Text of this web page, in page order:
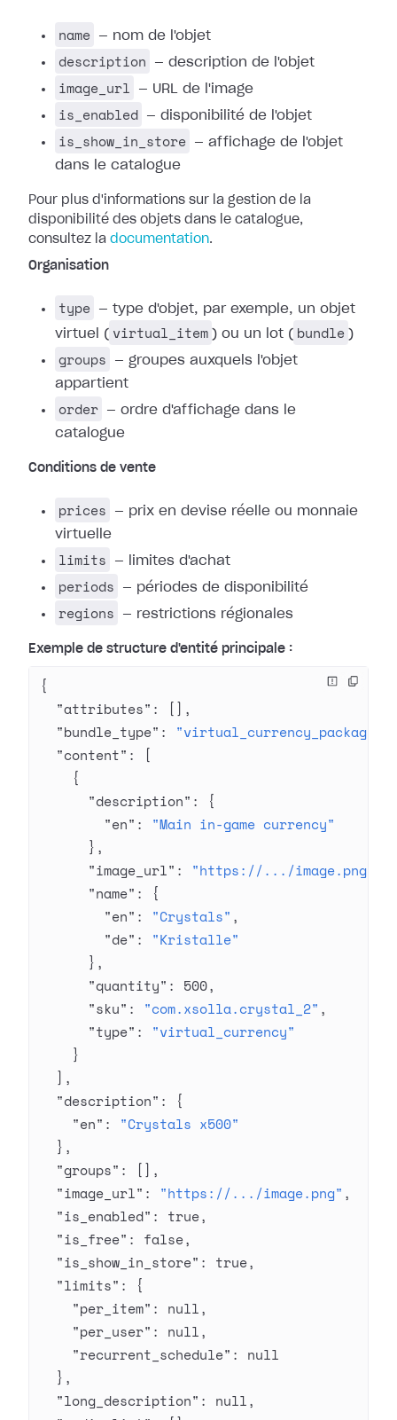
name — nom de l'objet
description — description de l'objet
image_url — URL de l'image
is_enabled — disponibilité de l'objet
is_show_in_store
— affichage de l'objet
dans le catalogue
Pour plus d'informations sur la gestion de la
disponibilité des objets dans le catalogue,
consultez la documentation.
Organisation
type
— type d'objet, par exemple, un objet
virtuel ( virtual_item ) ou un lot ( bundle )
groups
— groupes auxquels l'objet
appartient
order
— ordre d'affichage dans le
catalogue
Conditions de vente
prices
— prix en devise réelle ou monnaie
virtuelle
limits — limites d'achat
periods — périodes de disponibilité
regions — restrictions régionales
Exemple de structure d'entité principale :
{
  "attributes"
: [],
  "bundle_type"
: "virtual_currency_package"
  "content"
: [
    {
      "description"
: {
        "en"
: "Main in-game currency"
      },
      "image_url"
: "https://.../image.png"
      "name"
: {
        "en"
: "Crystals" ,
        "de"
: "Kristalle"
      },
      "quantity"
: 500,
      "sku"
: "com.xsolla.crystal_2" ,
      "type"
: "virtual_currency"
    }
  ],
  "description"
: {
    "en"
: "Crystals x500"
  },
  "groups"
: [],
  "image_url"
: "https://.../image.png" ,
  "is_enabled"
: true,
  "is_free"
: false,
  "is_show_in_store"
: true,
  "limits"
: {
    "per_item"
: null,
    "per_user"
: null,
    "recurrent_schedule"
: null
  },
  "long_description"
: null,